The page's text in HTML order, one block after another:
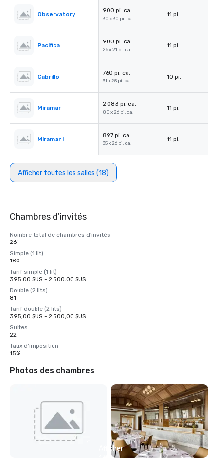
Observatory
900 pi. ca.
30 x 30 pi. ca.
11 pi.
Pacifica
900 pi. ca.
26 x 21 pi. ca.
11 pi.
Cabrillo
760 pi. ca.
31 x 25 pi. ca.
10 pi.
Miramar
2 083 pi. ca.
80 x 26 pi. ca.
11 pi.
Miramar I
897 pi. ca.
35 x 26 pi. ca.
11 pi.
Afficher toutes les salles (18)
Chambres d'invités
Nombre total de chambres d'invités
261
Simple (1 lit)
180
Tarif simple (1 lit)
395,00 $US - 2 500,00 $US
Double (2 lits)
81
Tarif double (2 lits)
395,00 $US - 2 500,00 $US
Suites
22
Taux d'imposition
15%
Photos des chambres
Afficher